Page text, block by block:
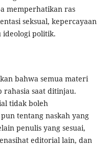
memperhatikan ras
seksual, kepercayaan
ideologi politik.
bahwa semua materi
saat ditinjau.
tidak boleh
tentang naskah yang
penulis yang sesuai,
editorial lain, dan